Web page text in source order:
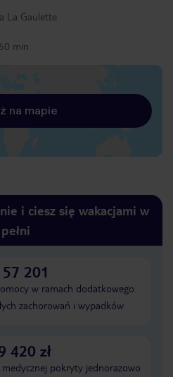
La Gaulette
min
na mapie
i ciesz się wakacjami w
pełni
201
w ramach dodatkowego
zachorowań i wypadków
420 zł
medycznej pokryty jednorazowo